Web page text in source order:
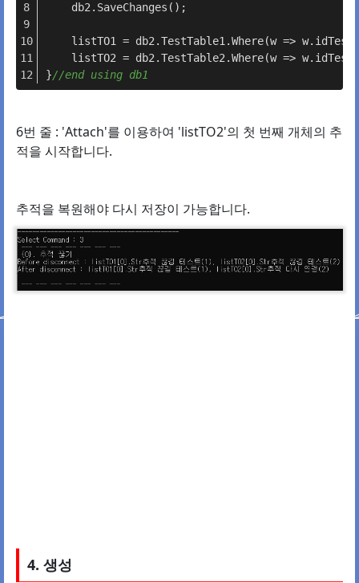
    db2.SaveChanges();
listTO1 = db2.TestTable1.Where(w =>
listTO2 = db2.TestTable2.Where(w =>
}//end using db1
6번 줄 : 'Attach'를 이용하여 'listTO2'의 첫 번째 개체의 추
적을 시작합니다.
추적을 복원해야 다시 저장이 가능합니다.
4. 생성